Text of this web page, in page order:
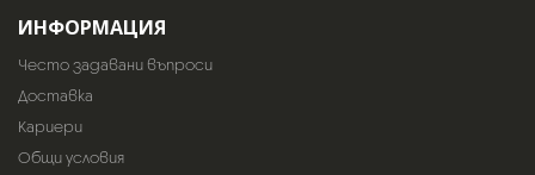
ИНФОРМАЦИЯ
Често задавани въпроси
Доставка
Кариери
Общи условия